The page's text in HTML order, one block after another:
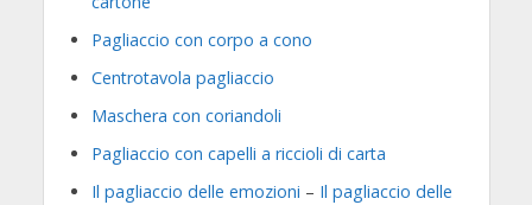
Pagliaccio con corpo a cono
Centrotavola pagliaccio
Maschera con coriandoli
Pagliaccio con capelli a riccioli di carta
Il pagliaccio delle emozioni – Il pagliaccio delle